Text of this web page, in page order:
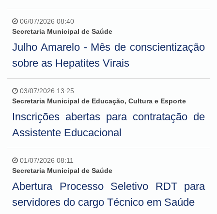
06/07/2026 08:40
Secretaria Municipal de Saúde
Julho Amarelo - Mês de conscientização
sobre as Hepatites Virais
03/07/2026 13:25
Secretaria Municipal de Educação, Cultura e Esporte
Inscrições abertas para contratação de
Assistente Educacional
01/07/2026 08:11
Secretaria Municipal de Saúde
Abertura Processo Seletivo RDT para
servidores do cargo Técnico em Saúde